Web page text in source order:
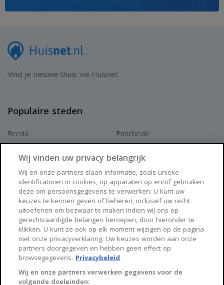
Vind je nieuwe thuis via Huisnet
Populaire steden
Breda
Arnhem
Enschede
Zwolle
Huisnet
Over Huisnet
Algemene voorwaarden
Privacybeleid
Wij vinden uw privacy belangrijk
Wij en onze partners slaan informatie, zoals unieke
identificatoren in cookies, op apparaten op en/of gebruiken
deze om persoonsgegevens te verwerken. U kunt uw
keuzes te kennen geven of beheren, inclusief uw recht
uitoefenen om bezwaar te maken indien wij ons op
gerechtvaardigde belangen beroepen, door hieronder te
klikken. U kunt ze ook op elk moment wijzigen op de pagina
met onze privacyverklaring. Uw keuzes worden aan onze
partners doorgegeven en hebben geen effect op
browsegegevens. Privacybeleid
Wij en onze partners verwerken gegevens voor de
volgende doeleinden: